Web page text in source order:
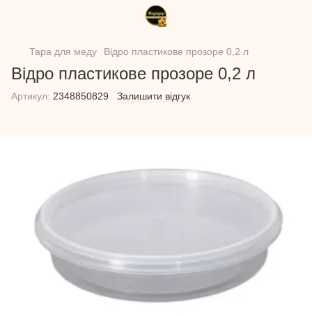
Тара для меду Відро пластикове прозоре 0,2 л
Відро пластикове прозоре 0,2 л
Артикул: 2348850829 Залишити відгук